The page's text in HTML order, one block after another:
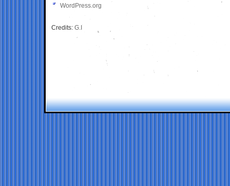
WordPress.org
Credits: G.I